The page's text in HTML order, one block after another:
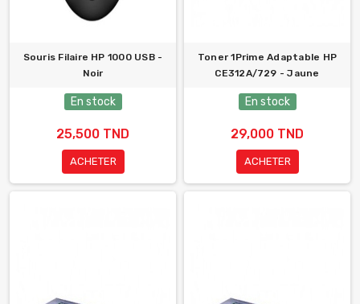
Souris Filaire HP 1000 USB -
Noir
En stock
25,500 TND
ACHETER
Toner 1Prime Adaptable HP
CE312A/729 - Jaune
En stock
29,000 TND
ACHETER